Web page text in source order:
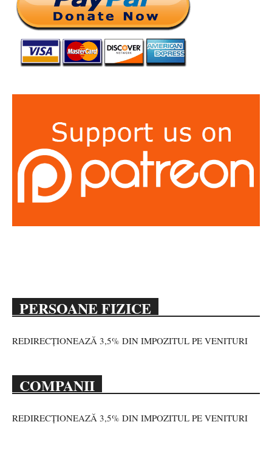
PERSOANE FIZICE
REDIRECȚIONEAZĂ 3,5% DIN IMPOZITUL PE VENITURI
COMPANII
REDIRECȚIONEAZĂ 3,5% DIN IMPOZITUL PE VENITURI